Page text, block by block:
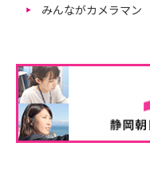
みんながカメラマン